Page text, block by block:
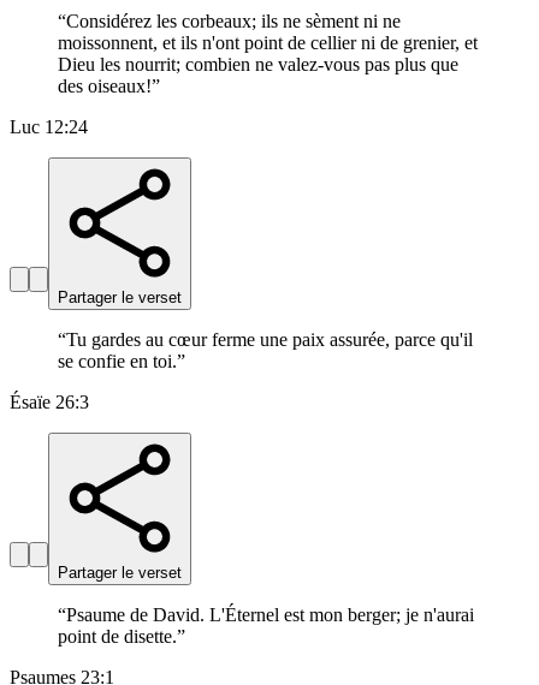
“Considérez les corbeaux; ils ne sèment ni ne
moissonnent, et ils n'ont point de cellier ni de grenier, et
Dieu les nourrit; combien ne valez-vous pas plus que
des oiseaux!”
Luc 12:24
Partager le verset
“Tu gardes au cœur ferme une paix assurée, parce qu'il
se confie en toi.”
Ésaïe 26:3
Partager le verset
“Psaume de David. L'Éternel est mon berger; je n'aurai
point de disette.”
Psaumes 23:1